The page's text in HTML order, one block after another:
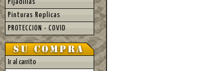
Pijadillas
Pinturas Replicas
PROTECCION - COVID
Ir al carrito